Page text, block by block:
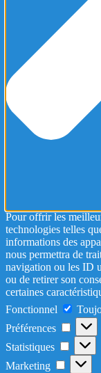
Pour offrir les
technologies telles
informations des
nous permettra de
navigation ou les ID
ou de retirer son
certaines
Fonctionnel
Préférences
Statistiques
Marketing